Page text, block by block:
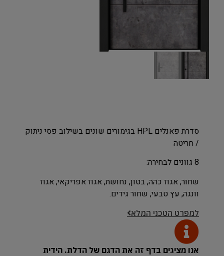
סדרת פאנלים HPL בגימורים שונים בשילוב פסי ניתוק
/ חריטה
8 גוונים לבחירה:
שחור, אגוז כהה, בטון, נחושת, אגוז אפריקאי, אגוז
וונגה, עץ טבעי, שחור גידים.
למפרט הטכני המלא
אנו מציגים בדף זה את הדגם של הדלת. הידית